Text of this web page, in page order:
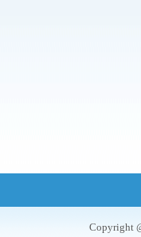
Copyright